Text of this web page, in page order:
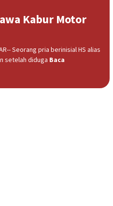
Kabur Motor
Seorang pria berinisial HS alias
setelah diduga Baca